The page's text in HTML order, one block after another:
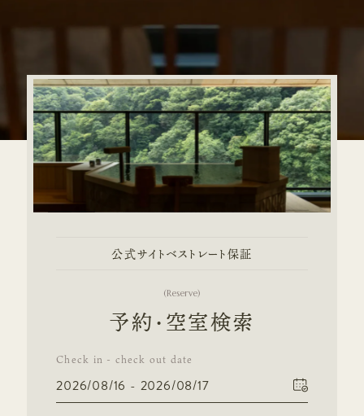
公式サイトベストレート保証
(Reserve)
予約・空室検索
Check in - check out date